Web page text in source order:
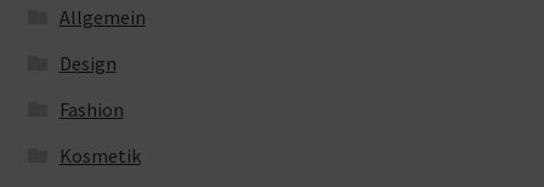
Allgemein
Design
Fashion
Kosmetik